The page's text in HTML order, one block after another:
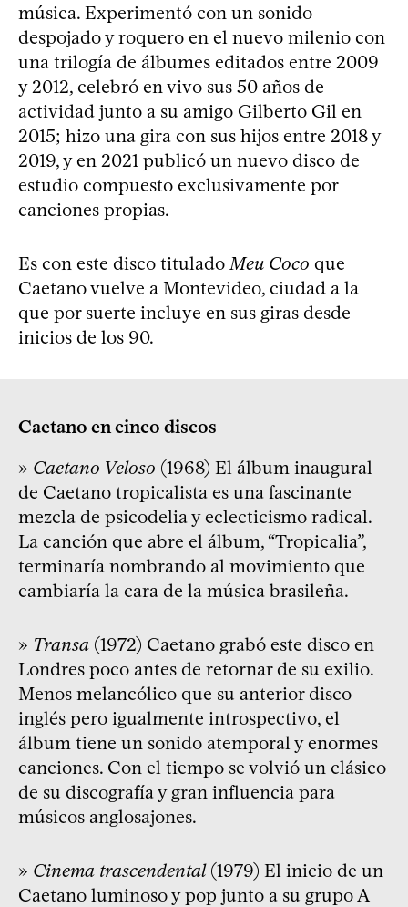
música. Experimentó con un sonido
despojado y roquero en el nuevo milenio con
una trilogía de álbumes editados entre 2009
y 2012, celebró en vivo sus 50 años de
actividad junto a su amigo Gilberto Gil en
2015; hizo una gira con sus hijos entre 2018 y
2019, y en 2021 publicó un nuevo disco de
estudio compuesto exclusivamente por
canciones propias.
Es con este disco titulado Meu Coco que
Caetano vuelve a Montevideo, ciudad a la
que por suerte incluye en sus giras desde
inicios de los 90.
Caetano en cinco discos
» Caetano Veloso (1968) El álbum inaugural
de Caetano tropicalista es una fascinante
mezcla de psicodelia y eclecticismo radical.
La canción que abre el álbum, “Tropicalia”,
terminaría nombrando al movimiento que
cambiaría la cara de la música brasileña.
» Transa (1972) Caetano grabó este disco en
Londres poco antes de retornar de su exilio.
Menos melancólico que su anterior disco
inglés pero igualmente introspectivo, el
álbum tiene un sonido atemporal y enormes
canciones. Con el tiempo se volvió un clásico
de su discografía y gran influencia para
músicos anglosajones.
» Cinema trascendental(1979) El inicio de un
Caetano luminoso y pop junto a su grupo A